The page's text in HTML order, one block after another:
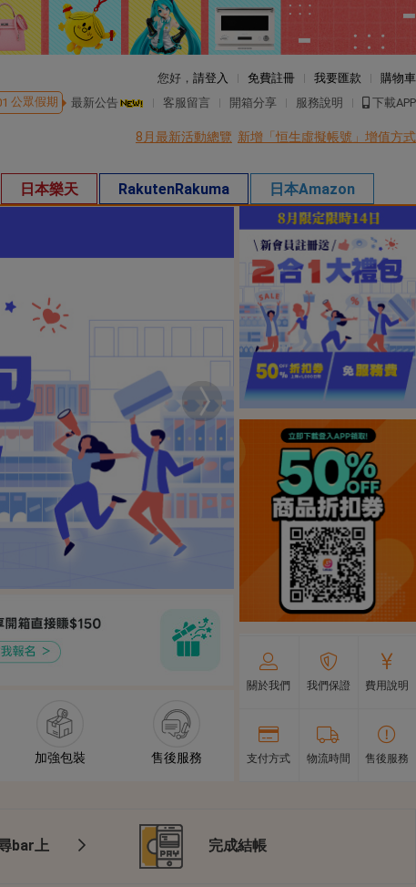
您好， 請登入 免費註冊 我要匯款
購物車
公眾假期 最新公告 客服留言 開箱分享 服務說明 下載APP
8月最新活動總覽 新增「恒生虛擬帳號」增值方式
日本樂天 RakutenRakuma 日本Amazon
加強包裝 售後服務
關於我們 我們保證 費用說明
支付方式 物流時間 售後服務
bar上 完成結帳